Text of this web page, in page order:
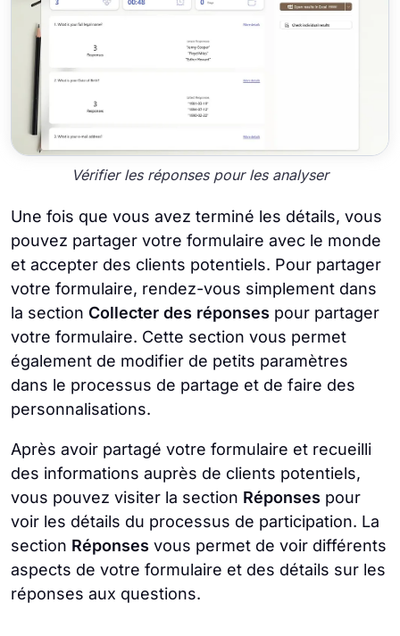
Vérifier les réponses pour les analyser
Une fois que vous avez terminé les détails, vous
pouvez partager votre formulaire avec le monde
et accepter des clients potentiels. Pour partager
votre formulaire, rendez-vous simplement dans
la section Collecter des réponses pour partager
votre formulaire. Cette section vous permet
également de modifier de petits paramètres
dans le processus de partage et de faire des
personnalisations.
Après avoir partagé votre formulaire et recueilli
des informations auprès de clients potentiels,
vous pouvez visiter la section Réponses pour
voir les détails du processus de participation. La
section Réponses vous permet de voir différents
aspects de votre formulaire et des détails sur les
réponses aux questions.